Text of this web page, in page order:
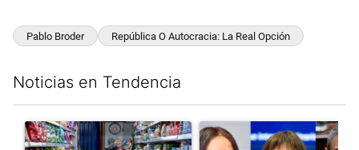
Pablo Broder República O Autocracia: La Real Opción
Noticias en Tendencia
Un artículo de tendencia con el título "La inflación en CABA
Un artículo de tendencia con